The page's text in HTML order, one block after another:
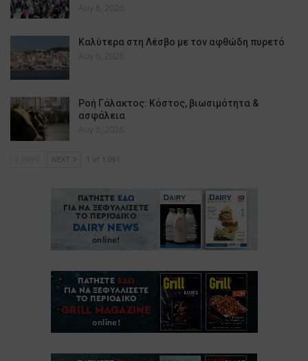
Αυγ 6, 2026
Καλύτερα στη Λέσβο με τον αφθώδη πυρετό
Αυγ 6, 2026
Ροή Γάλακτος: Κόστος, βιωσιμότητα &
ασφάλεια
Αυγ 5, 2026
NEXT 1 of 1,091